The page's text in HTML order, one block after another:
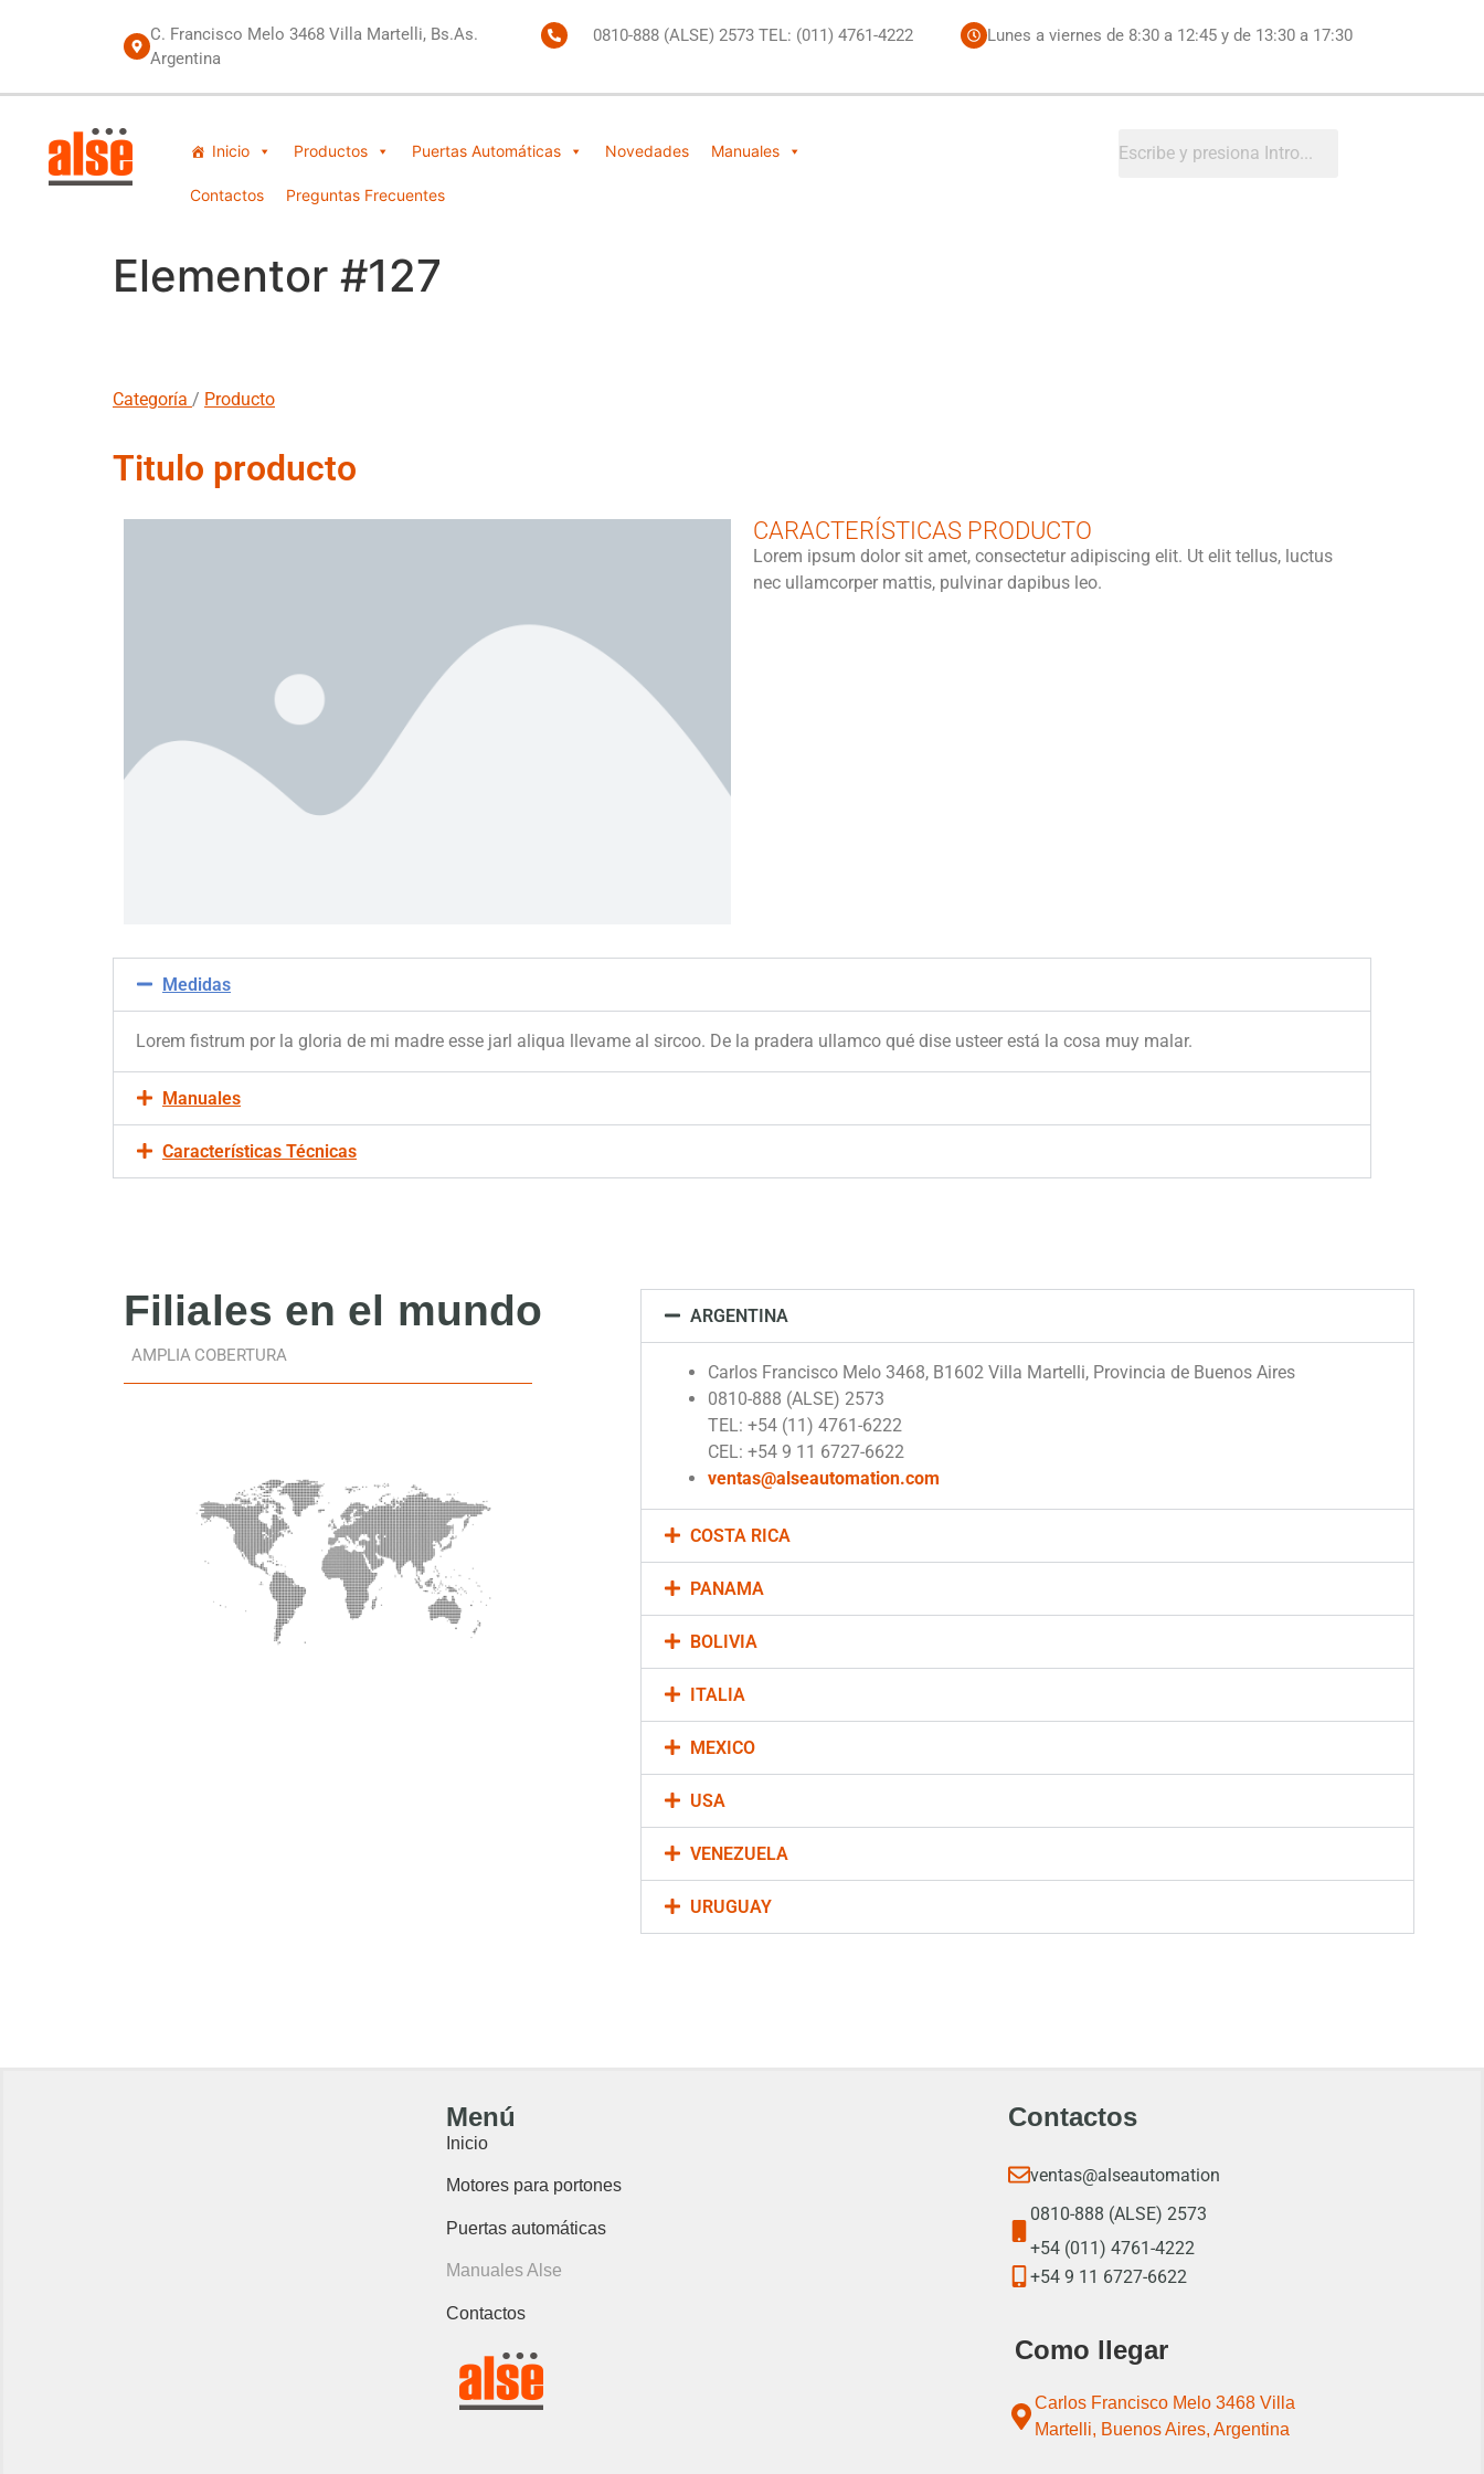
C. Francisco Melo 3468 Villa Martelli, Bs.As.
Argentina
0810-888 (ALSE) 2573 TEL: (011) 4761-4222 Lunes a viernes de 8:30 a 12:45 y de 13:30 a 17:30
Inicio Productos Puertas Automáticas Novedades Manuales
Contactos Preguntas Frecuentes
Elementor #127
Categoría / Producto
Titulo producto
CARACTERÍSTICAS PRODUCTO
Lorem ipsum dolor sit amet, consectetur adipiscing elit. Ut elit tellus, luctus
nec ullamcorper mattis, pulvinar dapibus leo.
Medidas
Lorem fistrum por la gloria de mi madre esse jarl aliqua llevame al sircoo. De la pradera ullamco qué dise usteer está la cosa muy malar.
Manuales
Características Técnicas
Filiales en el mundo
AMPLIA COBERTURA
ARGENTINA
Carlos Francisco Melo 3468, B1602 Villa Martelli, Provincia de Buenos Aires
0810-888 (ALSE) 2573
TEL: +54 (11) 4761-6222
CEL: +54 9 11 6727-6622
ventas@alseautomation.com
COSTA RICA
PANAMA
BOLIVIA
ITALIA
MEXICO
USA
VENEZUELA
URUGUAY
Menú
Inicio
Motores para portones
Puertas automáticas
Manuales Alse
Contactos
Contactos
ventas@alseautomation
0810-888 (ALSE) 2573
+54 (011) 4761-4222
+54 9 11 6727-6622
Como llegar
Carlos Francisco Melo 3468 Villa
Martelli, Buenos Aires, Argentina